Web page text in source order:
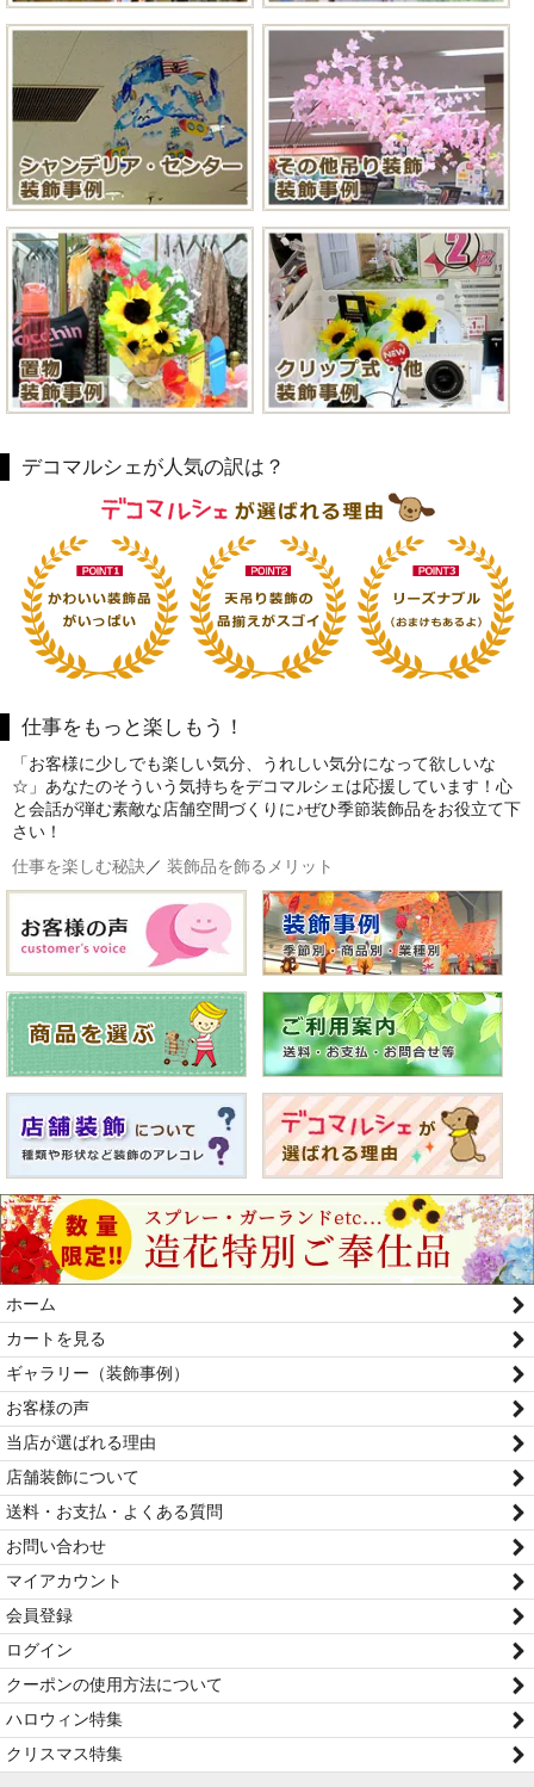
デコマルシェが人気の訳は？
仕事をもっと楽しもう！
「お客様に少しでも楽しい気分、うれしい気分になって欲しいな
☆」あなたのそういう気持ちをデコマルシェは応援しています！心
と会話が弾む素敵な店舗空間づくりに♪ぜひ季節装飾品をお役立て下
さい！
仕事を楽しむ秘訣／ 装飾品を飾るメリット
ホーム
カートを見る
ギャラリー（装飾事例）
お客様の声
当店が選ばれる理由
店舗装飾について
送料・お支払・よくある質問
お問い合わせ
マイアカウント
会員登録
ログイン
クーポンの使用方法について
ハロウィン特集
クリスマス特集